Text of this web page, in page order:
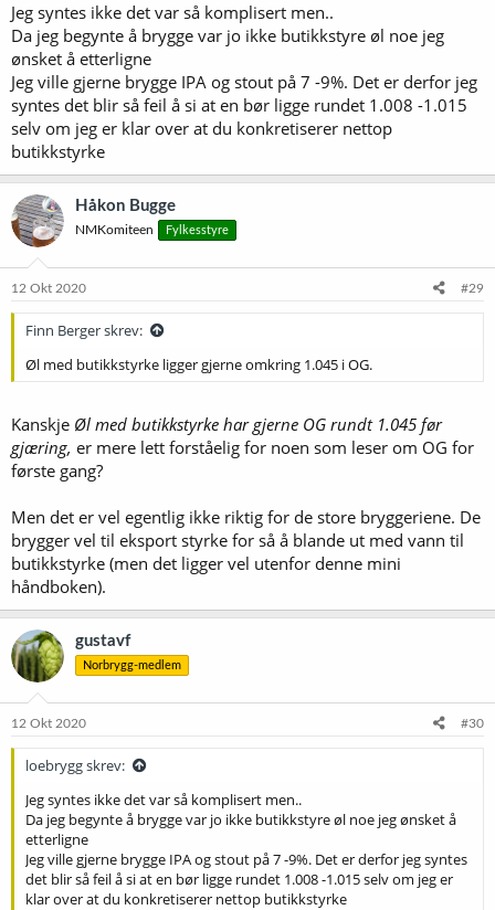
:
Jeg syntes ikke det var så komplisert men..
Da jeg begynte å brygge var jo ikke butikkstyre øl noe jeg
ønsket å etterligne
Jeg ville gjerne brygge IPA og stout på 7 -9%. Det er derfor jeg
syntes det blir så feil å si at en bør ligge rundet 1.008 -1.015
selv om jeg er klar over at du konkretiserer nettop
butikkstyrke
Håkon Bugge
NMKomiteen Fylkesstyre
12 Okt 2020 #29
Finn Berger skrev:
Øl med butikkstyrke ligger gjerne omkring 1.045 i OG.
Kanskje Øl med butikkstyrke har gjerne OG rundt 1.045 før
gjæring, er mere lett forståelig for noen som leser om OG for
første gang?
Men det er vel egentlig ikke riktig for de store bryggeriene. De
brygger vel til eksport styrke for så å blande ut med vann til
butikkstyrke (men det ligger vel utenfor denne mini
håndboken).
gustavf
Norbrygg-medlem
12 Okt 2020 #30
loebrygg skrev:
Jeg syntes ikke det var så komplisert men..
Da jeg begynte å brygge var jo ikke butikkstyre øl noe jeg ønsket å
etterligne
Jeg ville gjerne brygge IPA og stout på 7 -9%. Det er derfor jeg syntes
det blir så feil å si at en bør ligge rundet 1.008 -1.015 selv om jeg er
klar over at du konkretiserer nettop butikkstyrke